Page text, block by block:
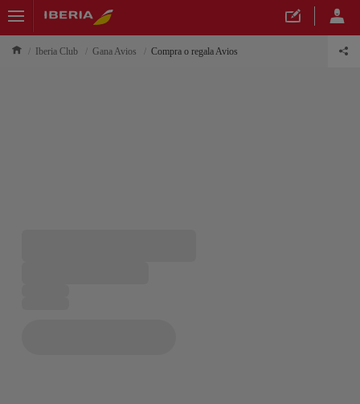
Iberia Club Gana Avios Compra o regala Avios